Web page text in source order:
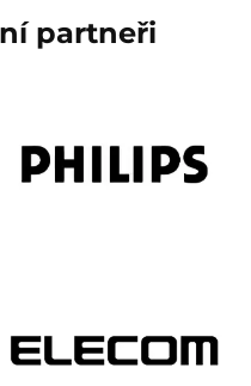
partneři